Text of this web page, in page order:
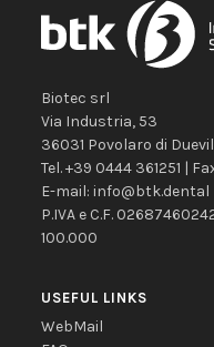
Biotec srl
Via Industria, 53
36031 Povolaro di
Tel.+39 0444 361251 |
E-mail:info@btk.dental
P.IVA e C.F.
100.000
USEFUL LINKS
WebMail